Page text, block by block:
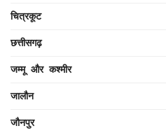
चित्रकूट
छत्तीसगढ़
जम्मू और कश्मीर
जालौन
जौनपुर